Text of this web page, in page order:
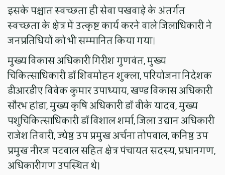
इसके पश्चात स्वच्छता ही सेवा पखवाड़े के अंतर्गत
स्वच्छता के क्षेत्र में उत्कृष्ट कार्य करने वाले जिलाधिकारी ने
जनप्रतिधियों को भी सम्मानित किया गया।
मुख्य विकास अधिकारी गिरीश गुणवंत, मुख्य
चिकित्साधिकारी डॉ शिवमोहन शुक्ला, परियोजना निदेशक
डीआरडीए विवेक कुमार उपाध्याय, खण्ड विकास अधिकारी
सौरभ हांडा, मुख्य कृषि अधिकारी डॉ वीके यादव, मुख्य
पशुचिकित्साधिकारी डॉ विशाल शर्मा, जिला उद्यान अधिकारी
राजेश तिवारी, ज्येष्ठ उप प्रमुख अर्चना तोपवाल, कनिष्ठ उप
प्रमुख नीरज पटवाल सहित क्षेत्र पंचायत सदस्य, प्रधानगण,
अधिकारीगण उपस्थित थे।